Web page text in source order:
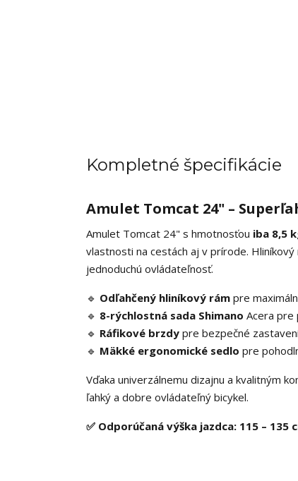
Kompletné špecifikácie
Amulet Tomcat 24" –
Amulet Tomcat 24" s hmotnosťou iba 8,5
vlastnosti na cestách aj v prírode.
jednoduchú ovládateľnosť.
🔹 Odľahčený hliníkový rám pre
🔹 8-rýchlostná sada Shimano Acera pre
🔹 Ráfikové brzdy pre bezpečné
🔹 Mäkké ergonomické sedlo pre
Vďaka univerzálnemu dizajnu a kvalitným
ľahký a dobre ovládateľný bicykel.
✅ Odporúčaná výška jazdca: 115 – 135